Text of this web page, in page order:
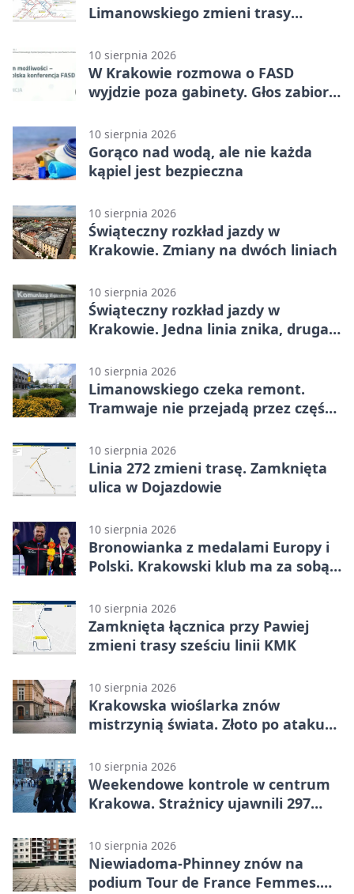
Limanowskiego zmieni trasy
10 sierpnia 2026
W Krakowie rozmowa o FASD
wyjdzie poza gabinety. Głos zabiorą
10 sierpnia 2026
Gorąco nad wodą, ale nie każda
kąpiel jest bezpieczna
10 sierpnia 2026
Świąteczny rozkład jazdy w
Krakowie. Zmiany na dwóch liniach
10 sierpnia 2026
Świąteczny rozkład jazdy w
Krakowie. Jedna linia znika, druga
10 sierpnia 2026
Limanowskiego czeka remont.
Tramwaje nie przejadą przez część
10 sierpnia 2026
Linia 272 zmieni trasę. Zamknięta
ulica w Dojazdowie
10 sierpnia 2026
Bronowianka z medalami Europy i
Polski. Krakowski klub ma za sobą
10 sierpnia 2026
Zamknięta łącznica przy Pawiej
zmieni trasy sześciu linii KMK
10 sierpnia 2026
Krakowska wioślarka znów
mistrzynią świata. Złoto po ataku
10 sierpnia 2026
Weekendowe kontrole w centrum
Krakowa. Strażnicy ujawnili 297
10 sierpnia 2026
Niewiadoma-Phinney znów na
podium Tour de France Femmes.